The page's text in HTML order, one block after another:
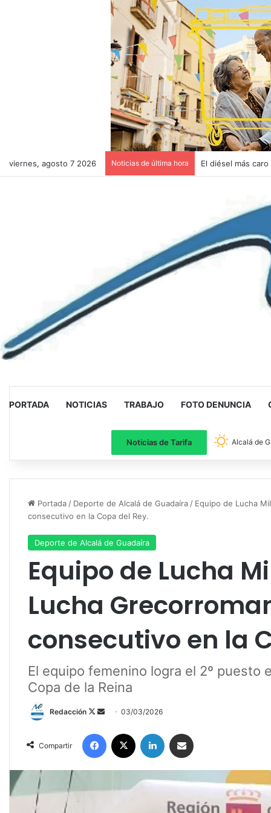
viernes, agosto 7 2026 Noticias de última hora El diésel más
PORTADA NOTICIAS TRABAJO FOTO DENUNCIA
Noticias de Tarifa Alcalá de
Portada/ Deporte de Alcalá de Guadaíra/ Equipo de Lucha
consecutivo en la Copa del Rey.
Deporte de Alcalá de Guadaíra
Equipo de Lucha
Lucha
consecutivo en la
El equipo femenino logra el 2º puesto
Copa de la Reina
Redacción
F
l
l
o
n
a
03/03/2026
Compartir